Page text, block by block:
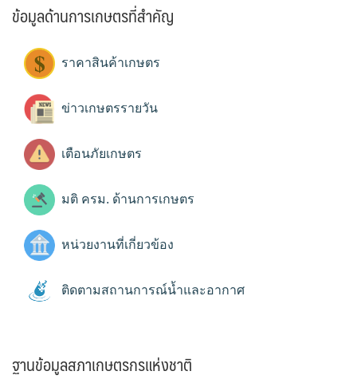
ข้อมูลด้านการเกษตรที่สำคัญ
ราคาสินค้าเกษตร
ข่าวเกษตรรายวัน
เตือนภัยเกษตร
มติ ครม. ด้านการเกษตร
หน่วยงานที่เกี่ยวข้อง
ติดตามสถานการณ์น้ำและอากาศ
ฐานข้อมูลสภาเกษตรกรแห่งชาติ